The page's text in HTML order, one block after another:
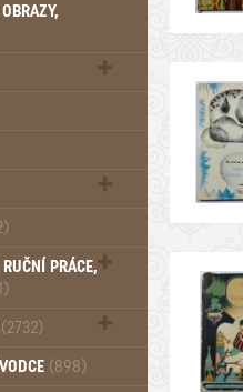
Pověsti (204)
PRÁCE,
(2732)
(898)